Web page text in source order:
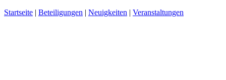
Startseite | Beteiligungen | Neuigkeiten | Veranstaltungen